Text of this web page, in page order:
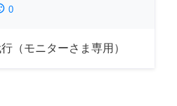
0
（モニターさま専用）